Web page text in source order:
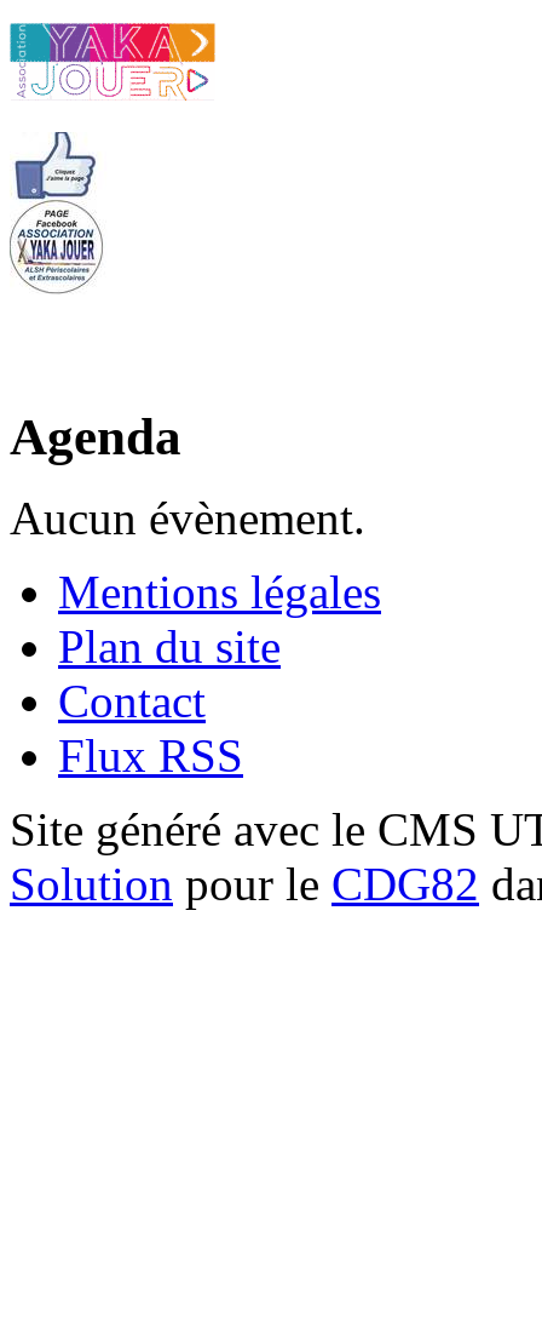
Agenda
Aucun évènement.
Mentions légales
Plan du site
Contact
Flux RSS
Site généré avec le CMS
Solution pour le CDG82